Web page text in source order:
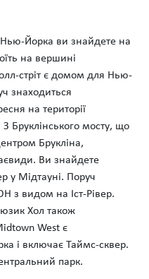
Нью-Йорка ви знайдете на
на вершині
стріт є домом для Нью-
знаходиться
на території
З Бруклінського мосту, що
Брукліна,
Ви знайдете
у Мідтауні. Поруч
з видом на Іст-Рівер.
Хол також
West є
і включає Таймс-сквер.
парк.